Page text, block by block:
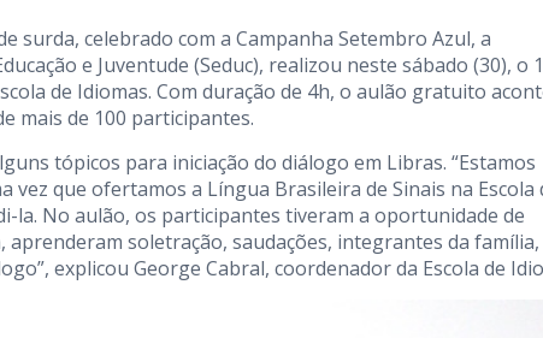
surda, celebrado com a Campanha Setembro Azul, a
e Juventude (Seduc), realizou neste sábado (30), o
de Idiomas. Com duração de 4h, o aulão gratuito
mais de 100 participantes.
tópicos para iniciação do diálogo em Libras. “Estamos
que ofertamos a Língua Brasileira de Sinais na Escola
la. No aulão, os participantes tiveram a oportunidade de
soletração, saudações, integrantes da família,
explicou George Cabral, coordenador da Escola de